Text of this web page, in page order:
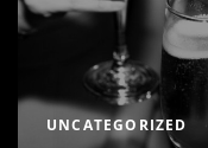
UNCATEGORIZED